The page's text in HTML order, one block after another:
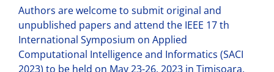
Authors are welcome to submit original and
unpublished papers and attend the IEEE 17 th
International Symposium on Applied
Computational Intelligence and Informatics (SACI
2023) to be held on May 23-26, 2023 in Timisoara,